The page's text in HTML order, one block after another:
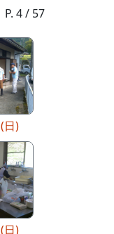
P. 4 / 57
(日)
(日)